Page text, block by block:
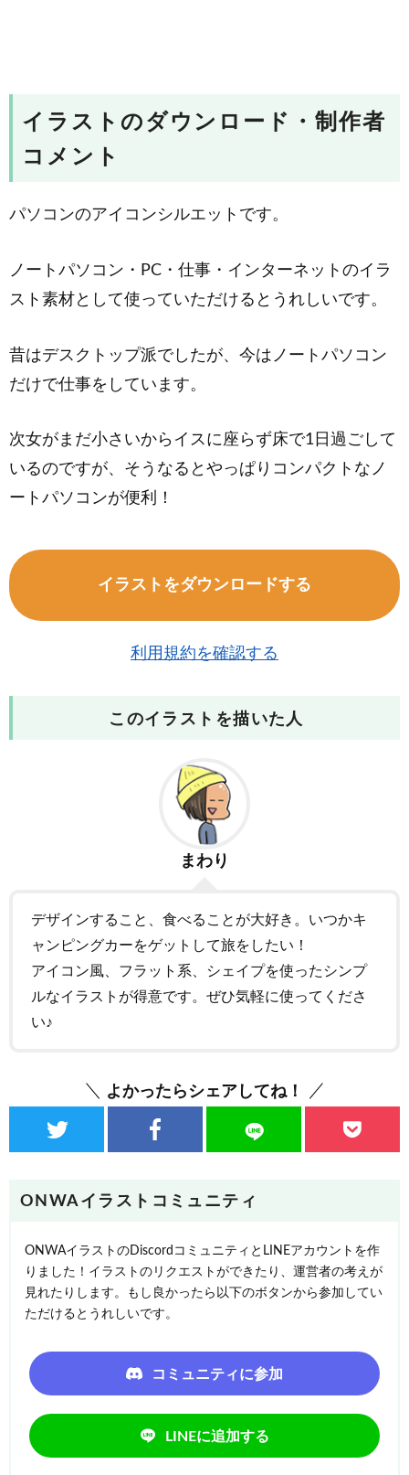
イラストのダウンロード・制作者
コメント
パソコンのアイコンシルエットです。
ノートパソコン・PC・仕事・インターネットのイラ
スト素材として使っていただけるとうれしいです。
昔はデスクトップ派でしたが、今はノートパソコン
だけで仕事をしています。
次女がまだ小さいからイスに座らず床で1日過ごして
いるのですが、そうなるとやっぱりコンパクトなノ
ートパソコンが便利！
イラストをダウンロードする
利用規約を確認する
このイラストを描いた人
まわり
デザインすること、食べることが大好き。いつかキ
ャンピングカーをゲットして旅をしたい！
アイコン風、フラット系、シェイプを使ったシンプ
ルなイラストが得意です。ぜひ気軽に使ってくださ
い♪
よかったらシェアしてね！
ONWAイラストコミュニティ
ONWAイラストのDiscordコミュニティとLINEアカウントを作
りました！イラストのリクエストができたり、運営者の考えが
見れたりします。もし良かったら以下のボタンから参加してい
ただけるとうれしいです。
コミュニティに参加
LINEに追加する